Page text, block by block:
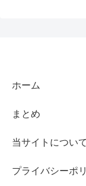
ホーム
まとめ
当サイトについて
プライバシーポ